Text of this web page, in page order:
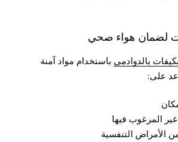
لضمان هواء صحي
بالدوادمي باستخدام مواد آمنة
على:
المرغوب فيها
الأمراض التنفسية